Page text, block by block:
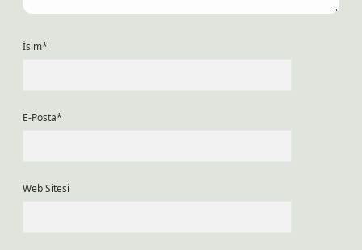
İsim*
E-Posta*
Web Sitesi